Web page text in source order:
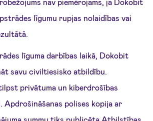
līgumu rupjas nolaidības vai
līguma darbības laikā, Dokobit
savu civiltiesisko atbildību.
privātuma un kiberdrošības
Apdrošināšanas polises kopija ar